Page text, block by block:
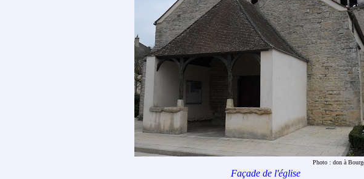
Photo : don à
Façade de l'église